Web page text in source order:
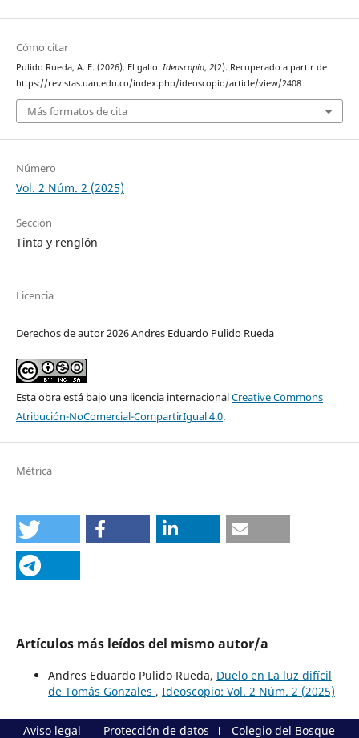
Cómo citar
Pulido Rueda, A. E. (2026). El gallo. Ideoscopio, 2(2). Recuperado a partir de
https://revistas.uan.edu.co/index.php/ideoscopio/article/view/2408
Más formatos de cita
Número
Vol. 2 Núm. 2 (2025)
Sección
Tinta y renglón
Licencia
Derechos de autor 2026 Andres Eduardo Pulido Rueda
Esta obra está bajo una licencia internacionalCreative Commons
Atribución-NoComercial-CompartirIgual 4.0.
Métrica
Artículos más leídos del mismo autor/a
Andres Eduardo Pulido Rueda, Duelo en La luz difícil
de Tomás Gonzales , Ideoscopio: Vol. 2 Núm. 2 (2025)
Aviso legal Protección de datos Colegio del Bosque